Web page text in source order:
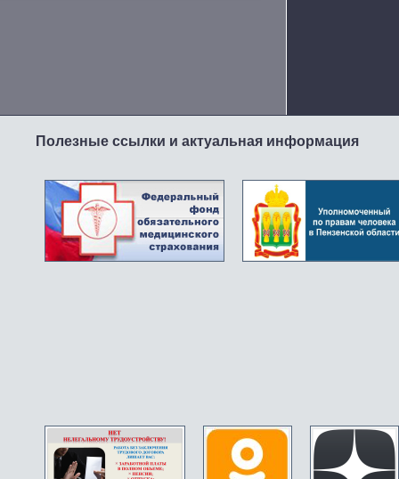
Полезные ссылки и актуальная информация